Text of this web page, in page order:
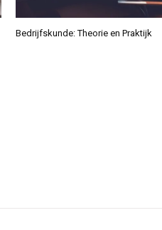
Bedrijfskunde: Theorie en Praktijk